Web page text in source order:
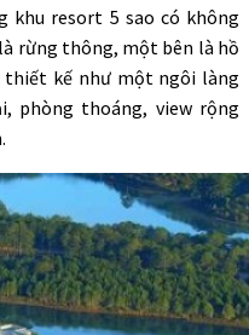
khu resort 5 sao có không
rừng thông, một bên là hồ
thiết kế như một ngôi làng
phòng thoáng, view rộng